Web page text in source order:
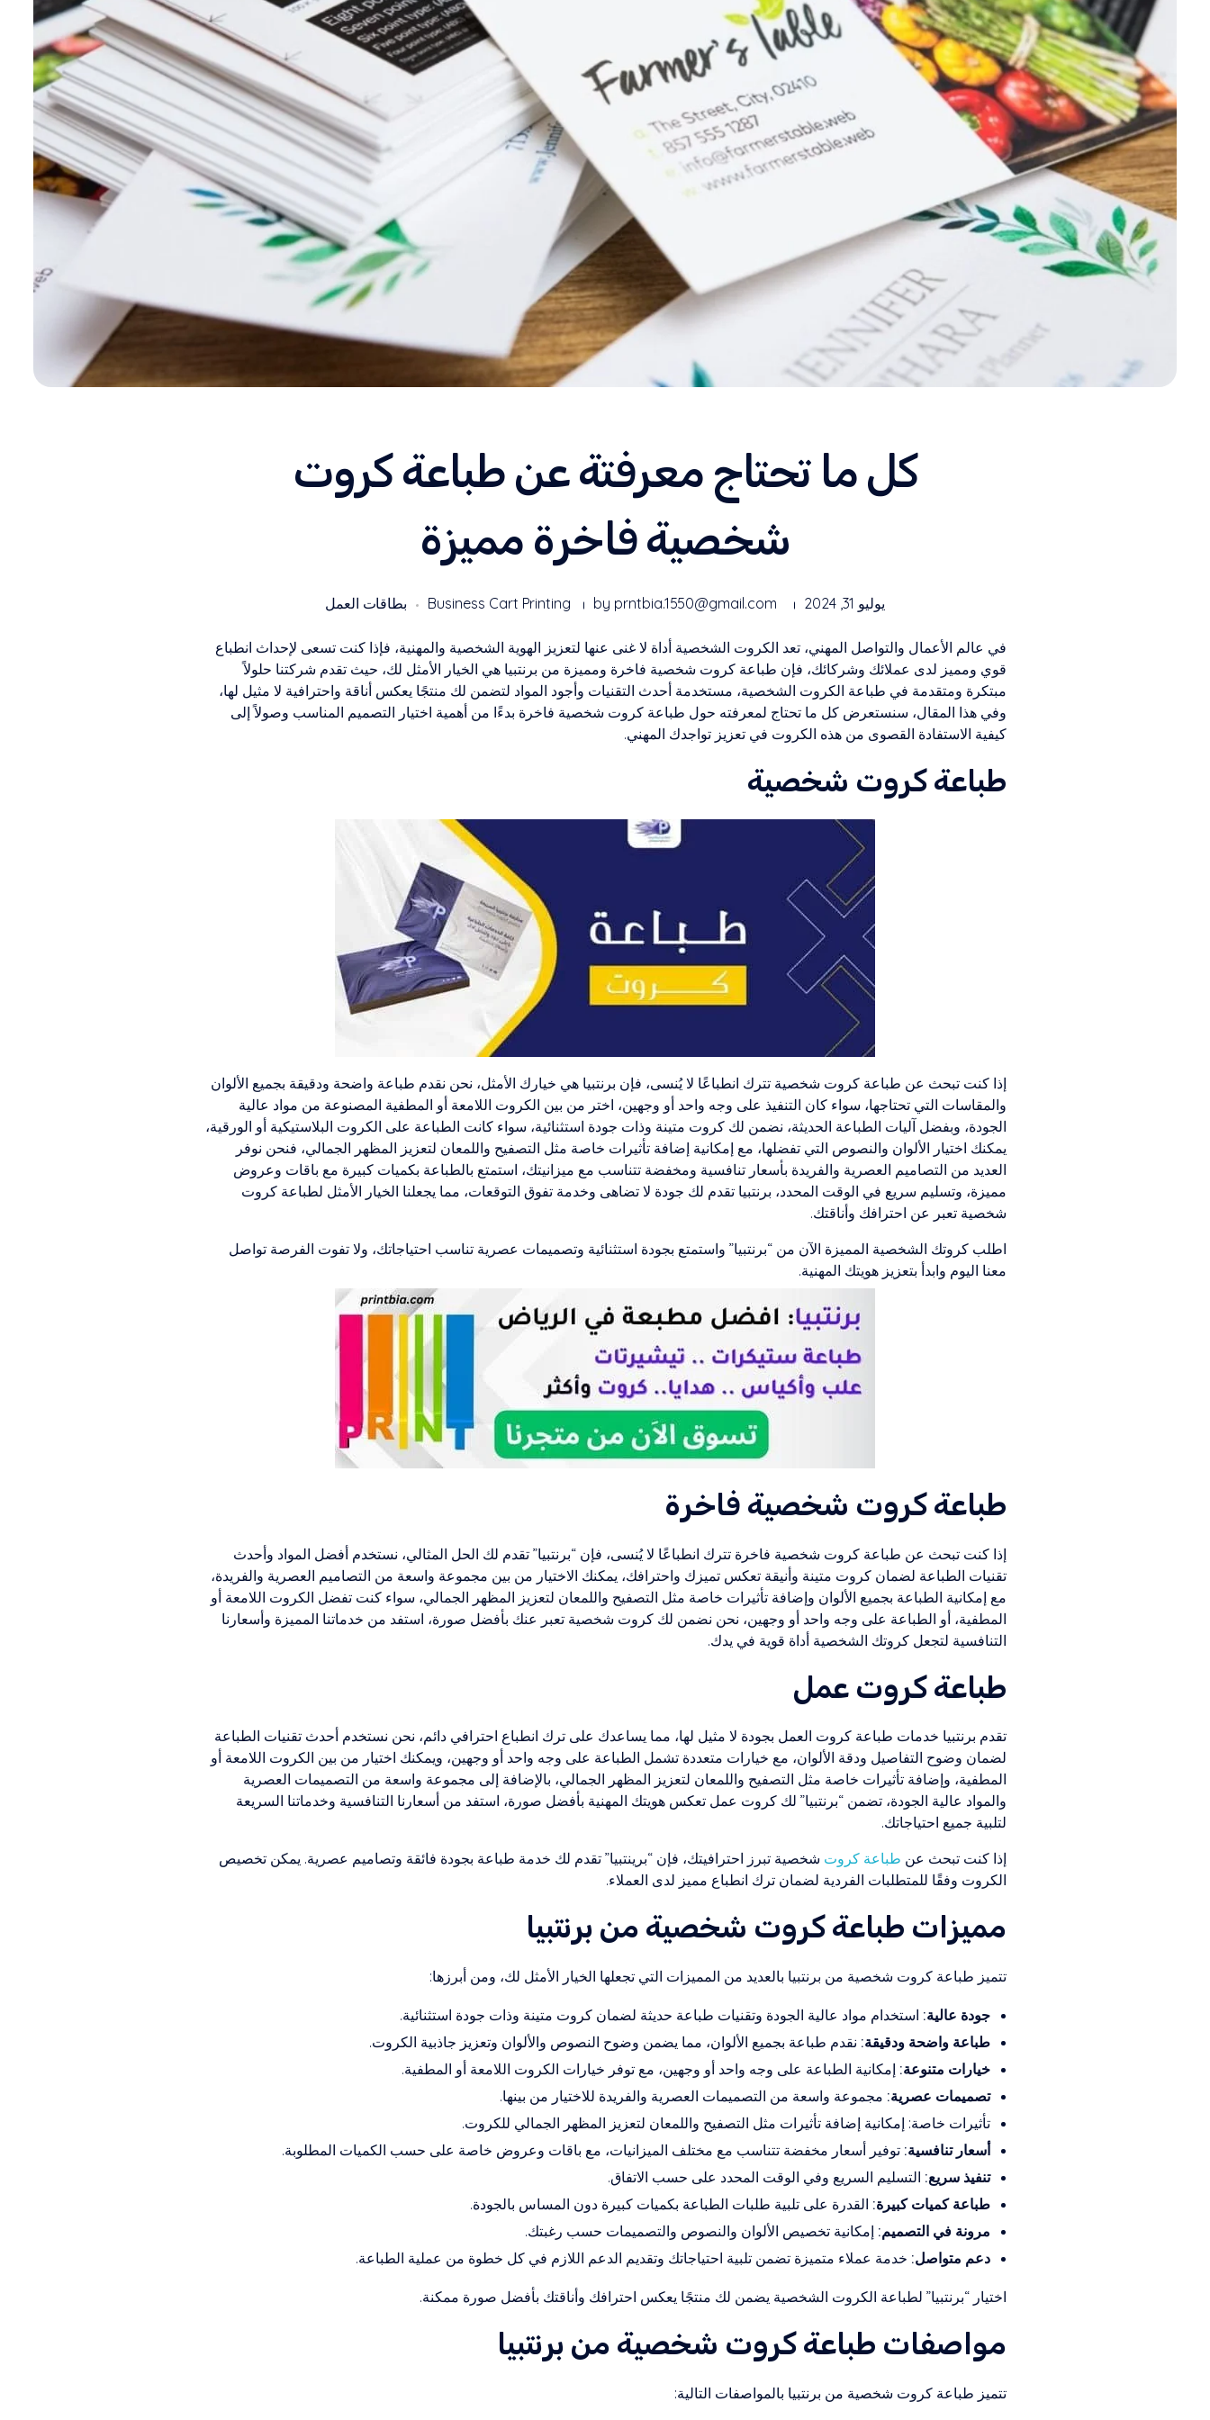
كل ما تحتاج معرفتة عن طباعة كروت
شخصية فاخرة مميزة
يوليو 31, 2024 by prntbia.1550@gmail.com
Business Cart Printing بطاقات العمل
في عالم الأعمال والتواصل المهني، تعد الكروت الشخصية أداة لا غنى عنها لتعزيز الهوية الشخصية والمهنية، فإذا كنت تسعى لإحداث انطباع
قوي ومميز لدى عملائك وشركائك، فإن طباعة كروت شخصية فاخرة ومميزة من برنتبيا هي الخيار الأمثل لك، حيث تقدم شركتنا حلولاً
مبتكرة ومتقدمة في طباعة الكروت الشخصية، مستخدمة أحدث التقنيات وأجود المواد لتضمن لك منتجًا يعكس أناقة واحترافية لا مثيل لها،
وفي هذا المقال، سنستعرض كل ما تحتاج لمعرفته حول طباعة كروت شخصية فاخرة بدءًا من أهمية اختيار التصميم المناسب وصولاً إلى
كيفية الاستفادة القصوى من هذه الكروت في تعزيز تواجدك المهني.
طباعة كروت شخصية
إذا كنت تبحث عن طباعة كروت شخصية تترك انطباعًا لا يُنسى، فإن برنتبيا هي خيارك الأمثل، نحن نقدم طباعة واضحة ودقيقة بجميع الألوان
والمقاسات التي تحتاجها، سواء كان التنفيذ على وجه واحد أو وجهين، اختر من بين الكروت اللامعة أو المطفية المصنوعة من مواد عالية
الجودة، وبفضل آليات الطباعة الحديثة، نضمن لك كروت متينة وذات جودة استثنائية، سواء كانت الطباعة على الكروت البلاستيكية أو الورقية،
يمكنك اختيار الألوان والنصوص التي تفضلها، مع إمكانية إضافة تأثيرات خاصة مثل التصفيح واللمعان لتعزيز المظهر الجمالي، فنحن نوفر
العديد من التصاميم العصرية والفريدة بأسعار تنافسية ومخفضة تتناسب مع ميزانيتك، استمتع بالطباعة بكميات كبيرة مع باقات وعروض
مميزة، وتسليم سريع في الوقت المحدد، برنتبيا تقدم لك جودة لا تضاهى وخدمة تفوق التوقعات، مما يجعلنا الخيار الأمثل لطباعة كروت
شخصية تعبر عن احترافك وأناقتك.
اطلب كروتك الشخصية المميزة الآن من “برنتبيا” واستمتع بجودة استثنائية وتصميمات عصرية تناسب احتياجاتك، ولا تفوت الفرصة تواصل
معنا اليوم وابدأ بتعزيز هويتك المهنية.
طباعة كروت شخصية فاخرة
إذا كنت تبحث عن طباعة كروت شخصية فاخرة تترك انطباعًا لا يُنسى، فإن “برنتبيا” تقدم لك الحل المثالي، نستخدم أفضل المواد وأحدث
تقنيات الطباعة لضمان كروت متينة وأنيقة تعكس تميزك واحترافك، يمكنك الاختيار من بين مجموعة واسعة من التصاميم العصرية والفريدة،
مع إمكانية الطباعة بجميع الألوان وإضافة تأثيرات خاصة مثل التصفيح واللمعان لتعزيز المظهر الجمالي، سواء كنت تفضل الكروت اللامعة أو
المطفية، أو الطباعة على وجه واحد أو وجهين، نحن نضمن لك كروت شخصية تعبر عنك بأفضل صورة، استفد من خدماتنا المميزة وأسعارنا
التنافسية لتجعل كروتك الشخصية أداة قوية في يدك.
طباعة كروت عمل
تقدم برنتبيا خدمات طباعة كروت العمل بجودة لا مثيل لها، مما يساعدك على ترك انطباع احترافي دائم، نحن نستخدم أحدث تقنيات الطباعة
لضمان وضوح التفاصيل ودقة الألوان، مع خيارات متعددة تشمل الطباعة على وجه واحد أو وجهين، ويمكنك اختيار من بين الكروت اللامعة أو
المطفية، وإضافة تأثيرات خاصة مثل التصفيح واللمعان لتعزيز المظهر الجمالي، بالإضافة إلى مجموعة واسعة من التصميمات العصرية
والمواد عالية الجودة، تضمن “برنتبيا” لك كروت عمل تعكس هويتك المهنية بأفضل صورة، استفد من أسعارنا التنافسية وخدماتنا السريعة
لتلبية جميع احتياجاتك.
إذا كنت تبحث عن طباعة كروت شخصية تبرز احترافيتك، فإن “برينتبيا” تقدم لك خدمة طباعة بجودة فائقة وتصاميم عصرية. يمكن تخصيص
الكروت وفقًا للمتطلبات الفردية لضمان ترك انطباع مميز لدى العملاء.
مميزات طباعة كروت شخصية من برنتبيا
تتميز طباعة كروت شخصية من برنتبيا بالعديد من المميزات التي تجعلها الخيار الأمثل لك، ومن أبرزها:
جودة عالية: استخدام مواد عالية الجودة وتقنيات طباعة حديثة لضمان كروت متينة وذات جودة استثنائية.
طباعة واضحة ودقيقة: نقدم طباعة بجميع الألوان، مما يضمن وضوح النصوص والألوان وتعزيز جاذبية الكروت.
خيارات متنوعة: إمكانية الطباعة على وجه واحد أو وجهين، مع توفر خيارات الكروت اللامعة أو المطفية.
تصميمات عصرية: مجموعة واسعة من التصميمات العصرية والفريدة للاختيار من بينها.
تأثيرات خاصة: إمكانية إضافة تأثيرات مثل التصفيح واللمعان لتعزيز المظهر الجمالي للكروت.
أسعار تنافسية: توفير أسعار مخفضة تتناسب مع مختلف الميزانيات، مع باقات وعروض خاصة على حسب الكميات المطلوبة.
تنفيذ سريع: التسليم السريع وفي الوقت المحدد على حسب الاتفاق.
طباعة كميات كبيرة: القدرة على تلبية طلبات الطباعة بكميات كبيرة دون المساس بالجودة.
مرونة في التصميم: إمكانية تخصيص الألوان والنصوص والتصميمات حسب رغبتك.
دعم متواصل: خدمة عملاء متميزة تضمن تلبية احتياجاتك وتقديم الدعم اللازم في كل خطوة من عملية الطباعة.
اختيار “برنتبيا” لطباعة الكروت الشخصية يضمن لك منتجًا يعكس احترافك وأناقتك بأفضل صورة ممكنة.
مواصفات طباعة كروت شخصية من برنتبيا
تتميز طباعة كروت شخصية من برنتبيا بالمواصفات التالية: